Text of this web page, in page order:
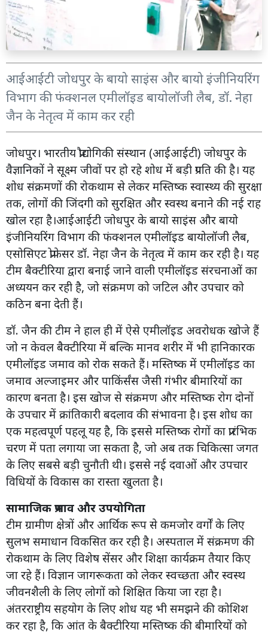
आईआईटी जोधपुर के बायो साइंस और बायो इंजीनियरिंग
विभाग की फंक्शनल एमीलॉइड बायोलॉजी लैब, डॉ. नेहा
जैन के नेतृत्व में काम कर रही
जोधपुर। भारतीय प्रौद्योगिकी संस्थान (आईआईटी) जोधपुर के
वैज्ञानिकों ने सूक्ष्म जीवों पर हो रहे शोध में बड़ी प्रगति की है। यह
शोध संक्रमणों की रोकथाम से लेकर मस्तिष्क स्वास्थ्य की सुरक्षा
तक, लोगों की जिंदगी को सुरक्षित और स्वस्थ बनाने की नई राह
खोल रहा है।आईआईटी जोधपुर के बायो साइंस और बायो
इंजीनियरिंग विभाग की फंक्शनल एमीलॉइड बायोलॉजी लैब,
एसोसिएट प्रोफेसर डॉ. नेहा जैन के नेतृत्व में काम कर रही है। यह
टीम बैक्टीरिया द्वारा बनाई जाने वाली एमीलॉइड संरचनाओं का
अध्ययन कर रही है, जो संक्रमण को जटिल और उपचार को
कठिन बना देती हैं।
डॉ. जैन की टीम ने हाल ही में ऐसे एमीलॉइड अवरोधक खोजे हैं
जो न केवल बैक्टीरिया में बल्कि मानव शरीर में भी हानिकारक
एमीलॉइड जमाव को रोक सकते हैं। मस्तिष्क में एमीलॉइड का
जमाव अल्जाइमर और पाकिंर्संस जैसी गंभीर बीमारियों का
कारण बनता है। इस खोज से संक्रमण और मस्तिष्क रोग दोनों
के उपचार में क्रांतिकारी बदलाव की संभावना है। इस शोध का
एक महत्वपूर्ण पहलू यह है, कि इससे मस्तिष्क रोगों का प्रारंभिक
चरण में पता लगाया जा सकता है, जो अब तक चिकित्सा जगत
के लिए सबसे बड़ी चुनौती थी। इससे नई दवाओं और उपचार
विधियों के विकास का रास्ता खुलता है।
सामाजिक प्रभाव और उपयोगिता
टीम ग्रामीण क्षेत्रों और आर्थिक रूप से कमजोर वर्गों के लिए
सुलभ समाधान विकसित कर रही है। अस्पताल में संक्रमण की
रोकथाम के लिए विशेष सेंसर और शिक्षा कार्यक्रम तैयार किए
जा रहे हैं। विज्ञान जागरूकता को लेकर स्वच्छता और स्वस्थ
जीवनशैली के लिए लोगों को शिक्षित किया जा रहा है।
अंतरराष्ट्रीय सहयोग के लिए शोध यह भी समझने की कोशिश
कर रहा है, कि आंत के बैक्टीरिया मस्तिष्क की बीमारियों को